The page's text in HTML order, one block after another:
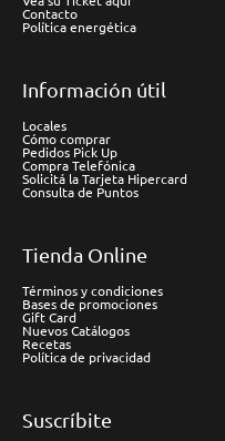
Contacto
Política energética
Información útil
Locales
Cómo comprar
Pedidos Pick Up
Compra Telefónica
Solicitá la Tarjeta Hipercard
Consulta de Puntos
Tienda Online
Términos y condiciones
Bases de promociones
Gift Card
Nuevos Catálogos
Recetas
Política de privacidad
Suscríbite